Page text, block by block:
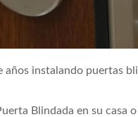
instalando puertas
Blindada en su casa